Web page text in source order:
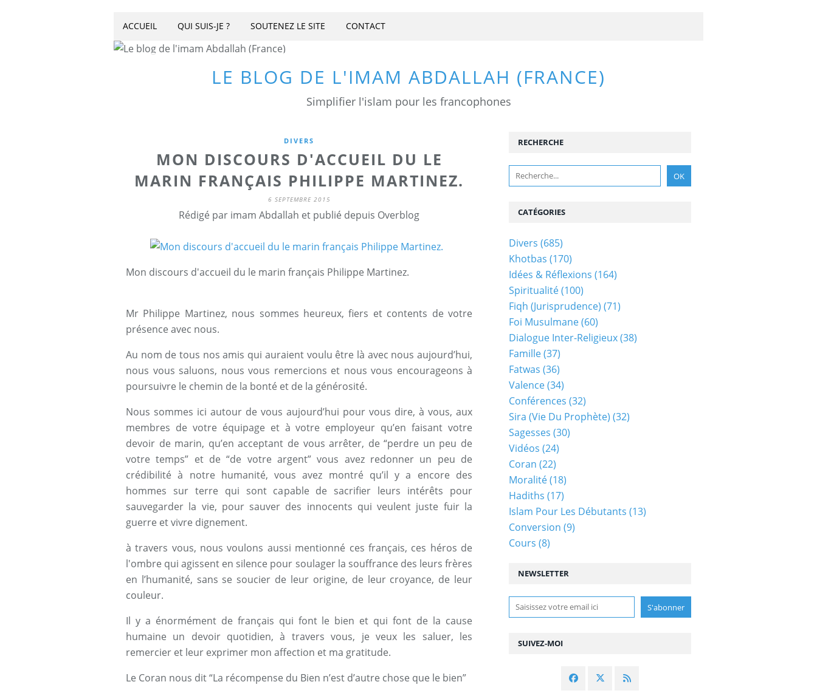
LE BLOG DE L'IMAM ABDALLAH (FRANCE)
Simplifier l'islam pour les francophones
ACCUEIL QUI SUIS-JE ? SOUTENEZ LE SITE CONTACT
DIVERS
MON DISCOURS D'ACCUEIL DU LE
MARIN FRANÇAIS PHILIPPE MARTINEZ.
6 SEPTEMBRE 2015
Rédigé par imam Abdallah et publié depuis Overblog
Mon discours d'accueil du le marin français Philippe Martinez.
Mr Philippe Martinez, nous sommes heureux, fiers et contents de votre
présence avec nous.
Au nom de tous nos amis qui auraient voulu être là avec nous aujourd’hui,
nous vous saluons, nous vous remercions et nous vous encourageons à
poursuivre le chemin de la bonté et de la générosité.
Nous sommes ici autour de vous aujourd’hui pour vous dire, à vous, aux
membres de votre équipage et à votre employeur qu’en faisant votre
devoir de marin, qu’en acceptant de vous arrêter, de “perdre un peu de
votre temps” et de “de votre argent” vous avez redonner un peu de
crédibilité à notre humanité, vous avez montré qu’il y a encore des
hommes sur terre qui sont capable de sacrifier leurs intérêts pour
sauvegarder la vie, pour sauver des innocents qui veulent juste fuir la
guerre et vivre dignement.
à travers vous, nous voulons aussi mentionné ces français, ces héros de
l'ombre qui agissent en silence pour soulager la souffrance des leurs frères
en l’humanité, sans se soucier de leur origine, de leur croyance, de leur
couleur.
Il y a énormément de français qui font le bien et qui font de la cause
humaine un devoir quotidien, à travers vous, je veux les saluer, les
remercier et leur exprimer mon affection et ma gratitude.
Le Coran nous dit “La récompense du Bien n’est d’autre chose que le bien”
NEWSLETTER
SUIVEZ-MOI
RECHERCHE
CATÉGORIES
Divers (685)
Khotbas (170)
Idées & Réflexions (164)
Spiritualité(100)
Fiqh (jurisprudence) (71)
Foi Musulmane(60)
Dialogue Inter-Religieux(38)
Famille(37)
Fatwas (36)
Valence(34)
Conférences (32)
Sira (vie Du Prophète) (32)
Sagesses (30)
Vidéos (24)
Coran (22)
Moralité(18)
Hadiths (17)
Islam Pour Les Débutants (13)
Conversion (9)
Cours (8)